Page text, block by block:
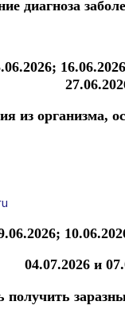
диагноза
из организма,
04.07.2026 и
получить